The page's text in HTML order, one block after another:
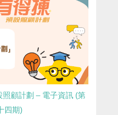
照顧計劃 – 電子資訊 (第
四期)